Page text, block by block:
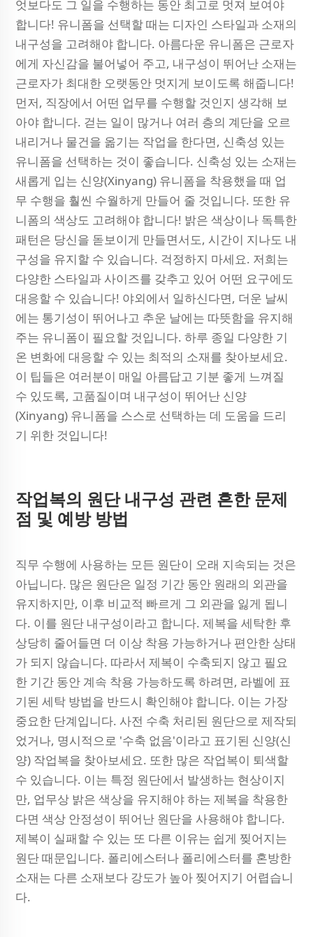
엇보다도 그 일을 수행하는 동안 최고로 멋져 보여야
합니다! 유니폼을 선택할 때는 디자인 스타일과 소재의
내구성을 고려해야 합니다. 아름다운 유니폼은 근로자
에게 자신감을 불어넣어 주고, 내구성이 뛰어난 소재는
근로자가 최대한 오랫동안 멋지게 보이도록 해줍니다!
먼저, 직장에서 어떤 업무를 수행할 것인지 생각해 보
아야 합니다. 걷는 일이 많거나 여러 층의 계단을 오르
내리거나 물건을 옮기는 작업을 한다면, 신축성 있는
유니폼을 선택하는 것이 좋습니다. 신축성 있는 소재는
새롭게 입는 신양(Xinyang) 유니폼을 착용했을 때 업
무 수행을 훨씬 수월하게 만들어 줄 것입니다. 또한 유
니폼의 색상도 고려해야 합니다! 밝은 색상이나 독특한
패턴은 당신을 돋보이게 만들면서도, 시간이 지나도 내
구성을 유지할 수 있습니다. 걱정하지 마세요. 저희는
다양한 스타일과 사이즈를 갖추고 있어 어떤 요구에도
대응할 수 있습니다! 야외에서 일하신다면, 더운 날씨
에는 통기성이 뛰어나고 추운 날에는 따뜻함을 유지해
주는 유니폼이 필요할 것입니다. 하루 종일 다양한 기
온 변화에 대응할 수 있는 최적의 소재를 찾아보세요.
이 팁들은 여러분이 매일 아름답고 기분 좋게 느껴질
수 있도록, 고품질이며 내구성이 뛰어난 신양
(Xinyang) 유니폼을 스스로 선택하는 데 도움을 드리
기 위한 것입니다!
작업복의 원단 내구성 관련 흔한 문제
점 및 예방 방법
직무 수행에 사용하는 모든 원단이 오래 지속되는 것은
아닙니다. 많은 원단은 일정 기간 동안 원래의 외관을
유지하지만, 이후 비교적 빠르게 그 외관을 잃게 됩니
다. 이를 원단 내구성이라고 합니다. 제복을 세탁한 후
상당히 줄어들면 더 이상 착용 가능하거나 편안한 상태
가 되지 않습니다. 따라서 제복이 수축되지 않고 필요
한 기간 동안 계속 착용 가능하도록 하려면, 라벨에 표
기된 세탁 방법을 반드시 확인해야 합니다. 이는 가장
중요한 단계입니다. 사전 수축 처리된 원단으로 제작되
었거나, 명시적으로 '수축 없음'이라고 표기된 신양(신
양) 작업복을 찾아보세요. 또한 많은 작업복이 퇴색할
수 있습니다. 이는 특정 원단에서 발생하는 현상이지
만, 업무상 밝은 색상을 유지해야 하는 제복을 착용한
다면 색상 안정성이 뛰어난 원단을 사용해야 합니다.
제복이 실패할 수 있는 또 다른 이유는 쉽게 찢어지는
원단 때문입니다. 폴리에스터나 폴리에스터를 혼방한
소재는 다른 소재보다 강도가 높아 찢어지기 어렵습니
다.